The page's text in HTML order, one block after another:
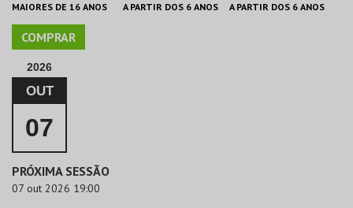
MAIORES DE 16 ANOS
A PARTIR DOS 6 ANOS
A PARTIR DOS 6 ANOS
COMPRAR
2026
OUT
07
PRÓXIMA SESSÃO
07 out 2026 19:00